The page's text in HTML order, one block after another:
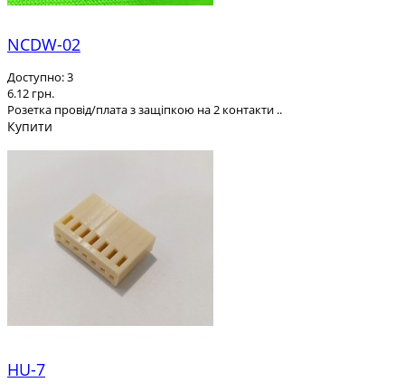
NCDW-02
Доступно: 3
6.12 грн.
Розетка провід/плата з защіпкою на 2 контакти ..
Купити
HU-7